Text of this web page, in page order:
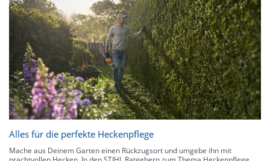
Alles für die perfekte Heckenpflege
Mache aus Deinem Garten einen Rückzugsort und umgebe ihn mit